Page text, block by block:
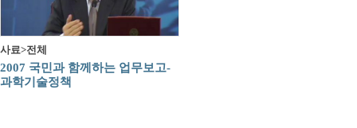
사료>전체
2007 국민과 함께하는 업무보고-
과학기술정책